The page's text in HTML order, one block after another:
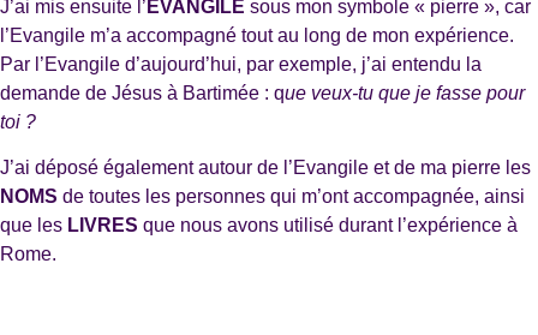
J’ai mis ensuite l’ EVANGILE sous mon symbole « pierre », car
l’Evangile m’a accompagné tout au long de mon expérience.
Par l’Evangile d’aujourd’hui, par exemple, j’ai entendu la
demande de Jésus à Bartimée : que veux-tu que je fasse pour
toi ?
J’ai déposé également autour de l’Evangile et de ma pierre les
NOMS de toutes les personnes qui m’ont accompagnée, ainsi
que les LIVRES que nous avons utilisé durant l’expérience à
Rome.